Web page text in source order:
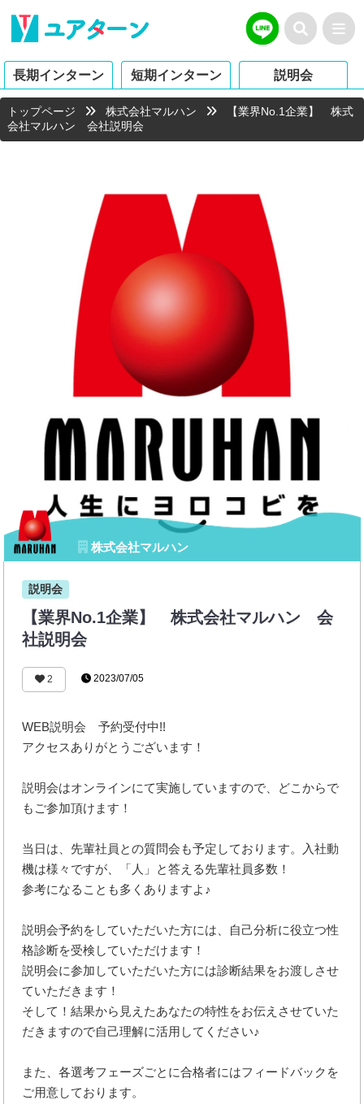
長期インターン 短期インターン 説明会
トップページ 株式会社マルハン
【業界No.1企業】 株式
会社マルハン 会社説明会
株式会社マルハン
説明会
【業界No.1企業】 株式会社マルハン 会
社説明会
2 2023/07/05
WEB説明会 予約受付中!!
アクセスありがとうございます！
説明会はオンラインにて実施していますので、どこからで
もご参加頂けます！
当日は、先輩社員との質問会も予定しております。入社動
機は様々ですが、「人」と答える先輩社員多数！
参考になることも多くありますよ♪
説明会予約をしていただいた方には、自己分析に役立つ性
格診断を受検していただけます！
説明会に参加していただいた方には診断結果をお渡しさせ
ていただきます！
そして！結果から見えたあなたの特性をお伝えさせていた
だきますので自己理解に活用してください♪
また、各選考フェーズごとに合格者にはフィードバックを
ご用意しております。